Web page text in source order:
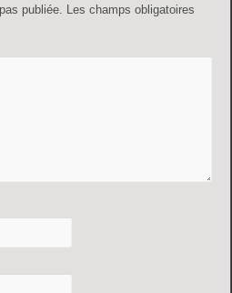
publiée. Les champs obligatoires